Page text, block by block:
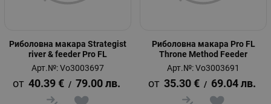
Риболовна макара Strategist
river & feeder Pro FL
Арт.№: Vo3003697
40.39 € / 79.00 лв.
Риболовна макара Pro FL
Throne Method Feeder
Арт.№: Vo3003691
35.30 € / 69.04 лв.